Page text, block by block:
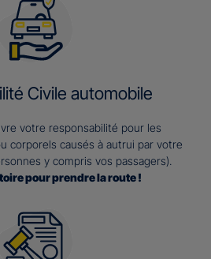
Civile automobile
votre responsabilité pour les
corporels causés à autrui par votre
y compris vos passagers).
pour prendre la route !